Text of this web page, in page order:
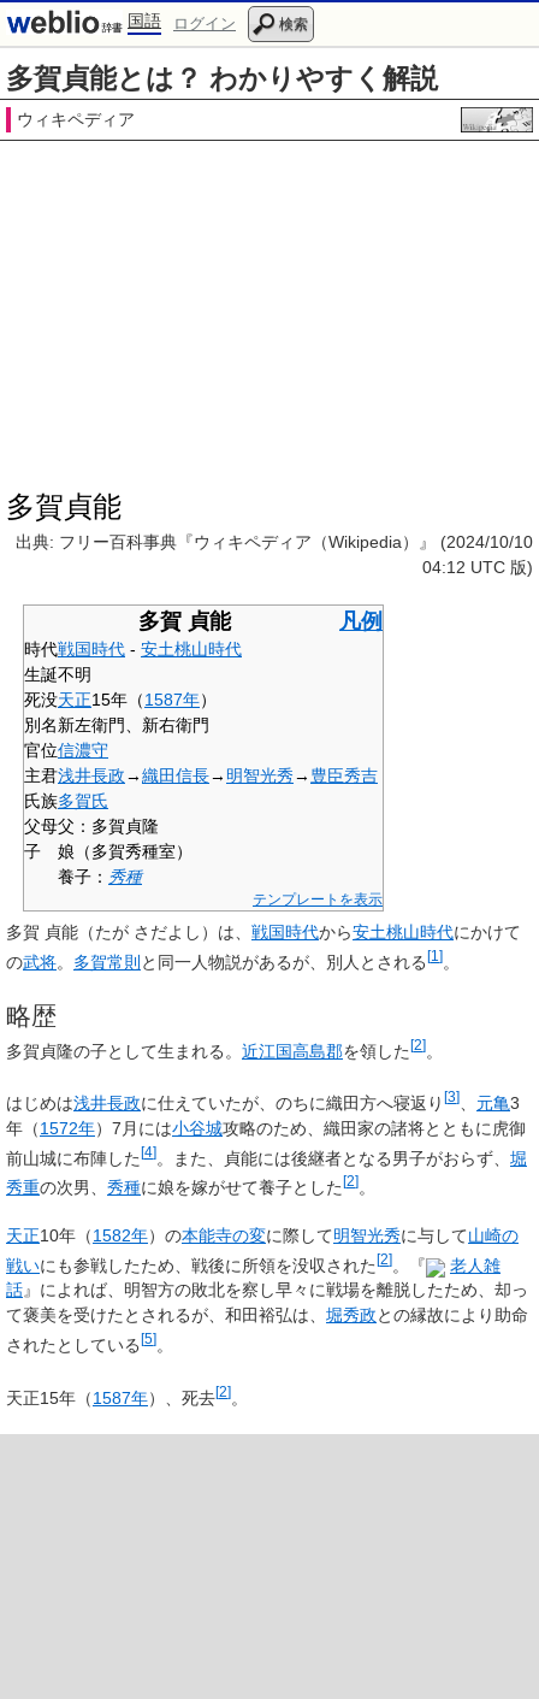
国語 ログイン 検索
多賀貞能とは？ わかりやすく解説
ウィキペディア
多賀貞能
出典: フリー百科事典『ウィキペディア（Wikipedia）』 (2024/10/10
04:12 UTC 版)
凡例
多賀 貞能
時代戦国時代 - 安土桃山時代
生誕不明
死没天正15年（1587年）
別名新左衛門、新右衛門
官位信濃守
主君浅井長政→織田信長→ 明智光秀→ 豊臣秀吉
氏族多賀氏
父母父：多賀貞隆
子
娘（多賀秀種室）
養子： 秀種
テンプレートを表示
多賀 貞能 （たが さだよし）は、 戦国時代から安土桃山時代にかけて
の武将。 多賀常則と同一人物説があるが、別人とされる[1 ]。
略歴
多賀貞隆の子として生まれる。 近江国高島郡を領した[2]。
はじめは浅井長政に仕えていたが、のちに織田方へ寝返り [3] 元亀3
年（1572年）7月には小谷城攻略のため、織田家の諸将とともに虎御
前山城に布陣した[4]。また、貞能には後継者となる男子がおらず、 堀
秀重の次男、 秀種に娘を嫁がせて養子とした [2] 。
天正10年（1582年）の本能寺の変に際して明智光秀に与して山崎の
戦いにも参戦したため、戦後に所領を没収された[2]。『
老人雑
話』によれば、明智方の敗北を察し早々に戦場を離脱したため、却っ
て褒美を受けたとされるが、和田裕弘は、 堀秀政との縁故により助命
されたとしている [5] 。
天正15年（1587年）、死去[2]。